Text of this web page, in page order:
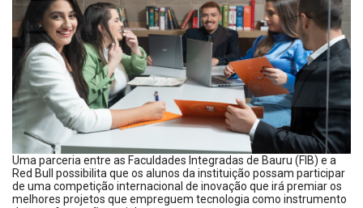
Uma parceria entre as Faculdades Integradas de Bauru (FIB) e a
Red Bull possibilita que os alunos da instituição possam participar
de uma competição internacional de inovação que irá premiar os
melhores projetos que empreguem tecnologia como instrumento